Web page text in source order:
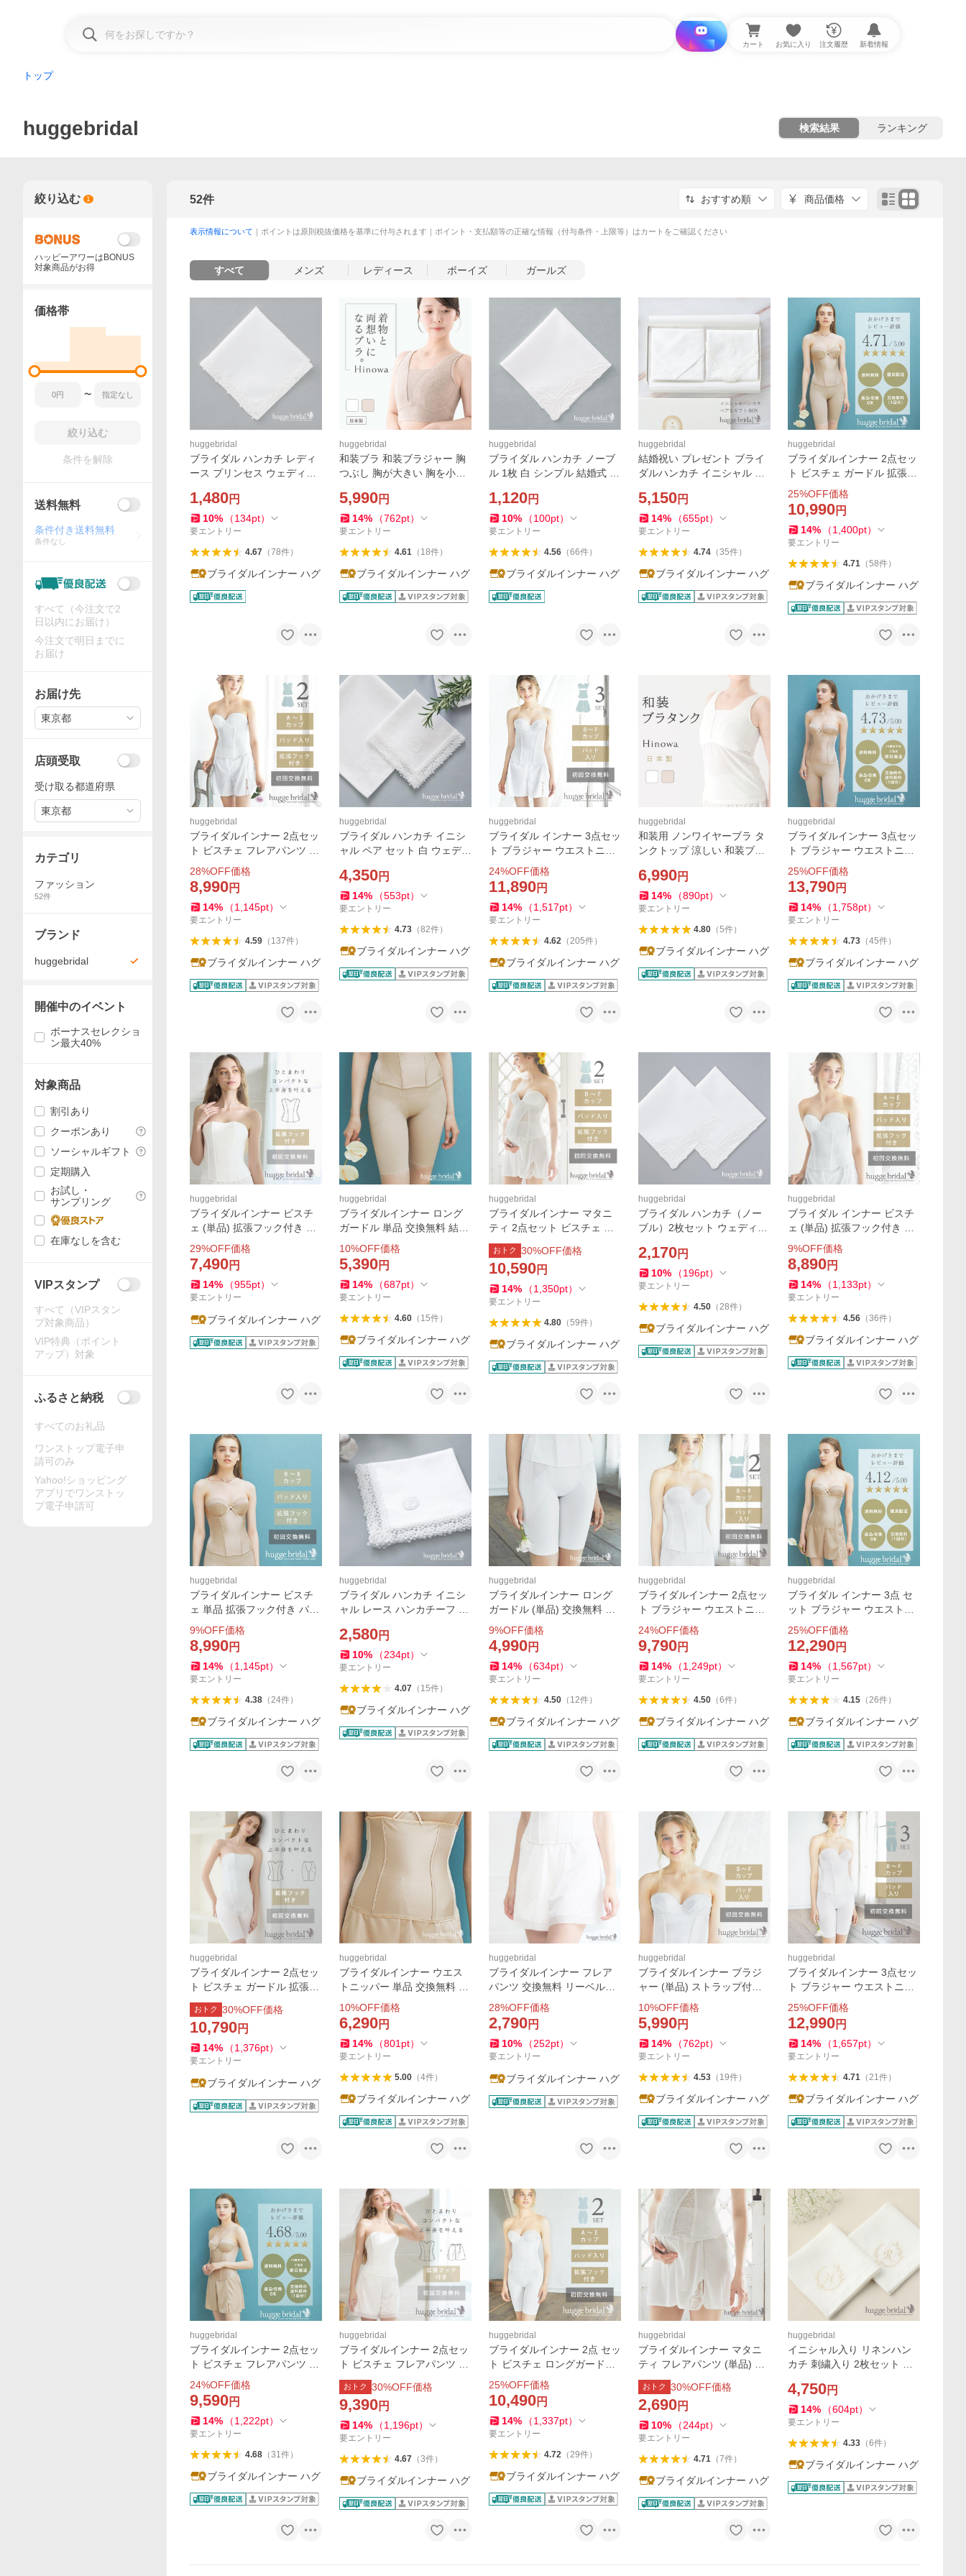
i と探す カート お気に入り 注文履歴 新着情報
トップ
huggebridal 検索結果 ランキング
52件 おすすめ順 商品価格
表示情報について ｜ポイントは原則税抜価格を基準に付与されます｜ポイント・支払額等の正確な情報（付与条件・上限等）はカートをご確認ください
すべて メンズ レディース ボーイズ ガールズ
huggebridal
ブライダル ハンカチ レディ
ース プリンセス ウェディン
ル 冠婚葬祭 母の日 小物 白
お礼 ギフト 婚礼用 いい夫婦
の日 家族婚
1,480円
10% （134pt）
要エントリー
4.67（78件）
ブライダルインナー ハグ
huggebridal
和装ブラ 和装ブラジャー 胸
つぶし 胸が大きい 胸を小さ
下着 浴衣 留袖 振袖 レディー
ス 和服 結婚式 成人式 卒業式
Hinowa ヒノワ
5,990円
14% （762pt）
要エントリー
4.61（ 18件）
ブライダルインナー ハグ
huggebridal
ブライダル ハンカチ ノーブ
ル 1枚 白 シンプル 結婚式 ウ
ース ハンカチーフ 女性 フォ
ーマル 母の日 ギフト プレゼ
ント 送料無料
1,120円
10% （100pt）
要エントリー
4.56（66件）
ブライダルインナー ハグ
huggebridal
結婚祝い プレゼント ブライ
ダルハンカチ イニシャル ペ
白 ブライダル ウェディング
結婚式 新郎新婦 結婚 お祝い
プレゼント 綿婚式
5,150円
14% （655pt）
要エントリー
4.74（35件）
ブライダルインナー ハグ
huggebridal
ブライダルインナー 2点セッ
ト ビスチェ ガードル 拡張フ
ック付き パッド入り 結婚式
パーティー ドレス インナー
スマートリュクス ハグブラ
イダル huggebridal
25%OFF価格
10,990円
14% （1,400pt）
要エントリー
4.71（58件）
ブライダルインナー ハグ
huggebridal
ブライダルインナー 2点セッ
ト ビスチェ フレアパンツ 拡
張フック付き パッド入り 初
回交換無料 送料無料 / シンプ
ルリュクス ハグブライダル h
uggebridal
28%OFF価格
8,990円
14% （1,145pt）
要エントリー
4.59（ 137件）
ブライダルインナー ハグ
huggebridal
ブライダル ハンカチ イニシ
ャル ペア セット 白 ウェディ
ーマル 冠婚葬祭 新郎 新婦 花
嫁 父の日 母の日 ギフト 送料
無料
4,350円
14% （553pt）
要エントリー
4.73（82件）
ブライダルインナー ハグ
huggebridal
ブライダル インナー 3点セッ
ト ブラジャー ウエストニッ
パー フレアパンツ 交換無料
ストラップ付き パッド入り
シンプルリュクス ハグブラ
イダル huggebridal
24%OFF価格
11,890円
14% （1,517pt）
要エントリー
4.62（205件）
ブライダルインナー ハグ
huggebridal
和装用 ノンワイヤーブラ タ
ンクトップ 涼しい 和装ブラ
ス 胸を小さく見せるブラ 結
婚式 卒業式 成人式 袴 夏用 H
inowa ヒノワ
6,990円
14% （890pt）
要エントリー
4.80（5件）
ブライダルインナー ハグ
huggebridal
ブライダルインナー 3点セッ
ト ブラジャー ウエストニッ
パー ガードル パッド入り ス
トラップ付き ドレスインナ
ー スマートリュクス ハグブ
ライダル huggebridal
25%OFF価格
13,790円
14% （1,758pt）
要エントリー
4.73（45件）
ブライダルインナー ハグ
huggebridal
ブライダルインナー ビスチ
ェ (単品) 拡張フック付き 交
換無料 ブライダル 下着 ドレ
スインナー リーベルリュク
ス ハグブライダル huggebrid
al 大きいサイズ
29%OFF価格
7,490円
14% （955pt）
要エントリー
ブライダルインナー ハグ
huggebridal
ブライダルインナー ロング
ガードル 単品 交換無料 結婚
式 お呼ばれ パーティー ドレ
ス お腹 骨盤 引き締め スマー
トリュクス ハグブライダル h
uggebridal
10%OFF価格
5,390円
14% （687pt）
要エントリー
4.60（ 15件）
ブライダルインナー ハグ
huggebridal
ブライダルインナー マタニ
ティ 2点セット ビスチェ フ
レアパンツ 拡張フック付き
交換無料 マタニティ婚 マタ
ニティー 用 ハグブライダル
huggebridal
おトク 30%OFF価格
10,590円
14% （1,350pt）
要エントリー
4.80（59件）
ブライダルインナー ハグ
huggebridal
ブライダル ハンカチ（ノー
ブル）2枚セット ウェディン
結婚式 花嫁 女性 白 コットン
綿 小物 母の日 お揃い フォー
マル ギフト
2,170円
10% （196pt）
要エントリー
4.50（28件）
ブライダルインナー ハグ
huggebridal
ブライダル インナー ビスチ
ェ (単品) 拡張フック付き パ
ッド入り 交換無料 ブライダ
ルウェア ドレスインナー / シ
ンプルリュクス ハグブライ
ダル huggebridal
9%OFF価格
8,890円
14% （1,133pt）
要エントリー
4.56（36件）
ブライダルインナー ハグ
huggebridal
ブライダルインナー ビスチ
ェ 単品 拡張フック付き パッ
ド入り 交換無料 結婚式 お呼
ばれ パーティー ドレス スマ
ートリュクス ハグブライダ
ル huggebridal
9%OFF価格
8,990円
14% （1,145pt）
要エントリー
4.38（24件）
ブライダルインナー ハグ
huggebridal
ブライダル ハンカチ イニシ
ャル レース ハンカチーフ ウ
婚式 花嫁 白 コットン 綿 刺
繍 贈り物 お礼 婚礼用 冠婚葬
祭 送料無料
2,580円
10% （234pt）
要エントリー
4.07（ 15件）
ブライダルインナー ハグ
huggebridal
ブライダルインナー ロング
ガードル (単品) 交換無料 ド
レス下着 結婚式 インナー ウ
ェディングインナー シンプ
ルリュクス ハグブライダル h
uggebridal
9%OFF価格
4,990円
14% （634pt）
要エントリー
4.50（ 12件）
ブライダルインナー ハグ
huggebridal
ブライダルインナー 2点セッ
ト ブラジャー ウエストニッ
パー ストラップ付き パッド
入り 交換無料 / シンプルリュ
クス ハグブライダル huggeb
ridal
24%OFF価格
9,790円
14% （1,249pt）
要エントリー
4.50（6件）
ブライダルインナー ハグ
huggebridal
ブライダル インナー 3点 セ
ット ブラジャー ウエストニ
ッパー フレアパンツ ストラ
ップ付き パッド入り 結婚式
スマートリュクス ハグブラ
イダル huggebridal
25%OFF価格
12,290円
14% （1,567pt）
要エントリー
4.15（26件）
ブライダルインナー ハグ
huggebridal
ブライダルインナー 2点セッ
ト ビスチェ ガードル 拡張フ
ック付き 交換無料 ウェディ
ングインナー リーベルリュ
クス ハグブライダル huggeb
ridal 大きいサイズ
おトク 30%OFF価格
10,790円
14% （1,376pt）
要エントリー
ブライダルインナー ハグ
huggebridal
ブライダルインナー ウエス
トニッパー 単品 交換無料 結
婚式 お呼ばれ パーティー ド
レス 下着 ウエスト くびれ ス
マートリュクス ハグブライ
ダル huggebridal
10%OFF価格
6,290円
14% （801 pt）
要エントリー
5.00（4件）
ブライダルインナー ハグ
huggebridal
ブライダルインナー フレア
パンツ 交換無料 リーベルリ
ュクス 大きいサイズ ペチパ
ンツ ペチコートパンツ 白 ホ
ワイト ショート ハグブライ
ダル huggebridal
28%OFF価格
2,790円
10% （252pt）
要エントリー
ブライダルインナー ハグ
huggebridal
ブライダルインナー ブラジ
ャー (単品) ストラップ付き
パッド入り 交換無料 / ウェデ
ィングインナー ドレス用 シ
ンプルリュクス ハグブライ
ダル huggebridal
10%OFF価格
5,990円
14% （762pt）
要エントリー
4.53（ 19件）
ブライダルインナー ハグ
huggebridal
ブライダルインナー 3点セッ
ト ブラジャー ウエストニッ
パー ガードル 交換無料 スト
ラップ付き パッド入り シン
プルリュクス ハグブライダ
ル huggebridal
25%OFF価格
12,990円
14% （1,657pt）
要エントリー
4.71（21件）
ブライダルインナー ハグ
huggebridal
ブライダルインナー 2点セッ
ト ビスチェ フレアパンツ 拡
張フック付き パッド入り お
呼ばれ パーティー ドレス ス
マートリュクス ハグブライ
ダル huggebridal
24%OFF価格
9,590円
14% （1,222pt）
要エントリー
4.68（31件）
ブライダルインナー ハグ
huggebridal
ブライダルインナー 2点セッ
ト ビスチェ フレアパンツ 拡
張フック付き 交換無料 ブラ
イダルウェア リーベルリュ
クス ハグブライダル huggeb
ridal 大きいサイズ
おトク 30%OFF価格
9,390円
14% （1,196pt）
要エントリー
4.67（3件）
ブライダルインナー ハグ
huggebridal
ブライダルインナー 2点 セッ
ト ビスチェ ロングガードル
拡張フック付き パッド入り
送料無料 初回交換無料 / シン
プルリュクス ハグブライダ
ル huggebridal
25%OFF価格
10,490円
14% （1,337pt）
要エントリー
4.72（29件）
ブライダルインナー ハグ
huggebridal
ブライダルインナー マタニ
ティ フレアパンツ (単品) 交
換無料 マタニティ用 ドレス
フレアーパンツ ペチパンツ
ペチコートパンツ ハグブラ
イダル huggebridal
おトク 30%OFF価格
2,690円
10% （244pt）
要エントリー
4.71（7件）
ブライダルインナー ハグ
huggebridal
イニシャル入り リネンハン
カチ 刺繍入り 2枚セット ブ
白 結婚式 お揃い 刺繍 フォー
マル 新郎 新婦 母の日 父の日
ギフト 贈り物
4,750円
14% （604pt）
要エントリー
4.33（6件）
ブライダルインナー ハグ
絞り込む 1
ハッピーアワーはBONUS
対象商品がお得
価格帯
〜
絞り込む
条件を解除
送料無料
条件付き送料無料
条件なし
すべて（今注文で2
日以内にお届け）
今注文で明日までに
お届け
お届け先
東京都
店頭受取
受け取る都道府県
東京都
カテゴリ
ファッション
52件
ブランド
huggebridal
開催中のイベント
ボーナスセレクショ
ン最大40%
対象商品
割引あり
クーポンあり
ソーシャルギフト
定期購入
お試し・
サンプリング
在庫なしを含む
VIPスタンプ
すべて（VIPスタン
プ対象商品）
VIP特典（ポイント
アップ）対象
ふるさと納税
すべてのお礼品
ワンストップ電子申
請可のみ
Yahoo!ショッピング
アプリでワンストッ
プ電子申請可